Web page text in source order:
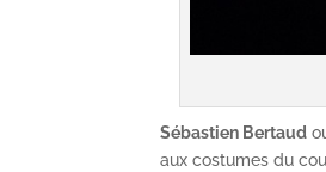
Sébastien Bertaud
aux costumes du